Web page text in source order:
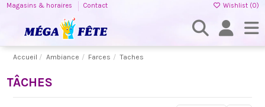
Magasins & horaires Contact Wishlist (0)
Accueil Ambiance Farces Taches
TÂCHES